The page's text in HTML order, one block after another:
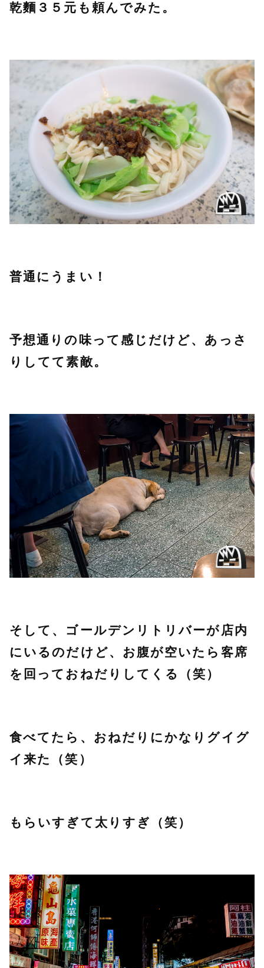
乾麵３５元も頼んでみた。
普通にうまい！
予想通りの味って感じだけど、あっさ
りしてて素敵。
そして、ゴールデンリトリバーが店内
にいるのだけど、お腹が空いたら客席
を回っておねだりしてくる（笑）
食べてたら、おねだりにかなりグイグ
イ来た（笑）
もらいすぎて太りすぎ（笑）